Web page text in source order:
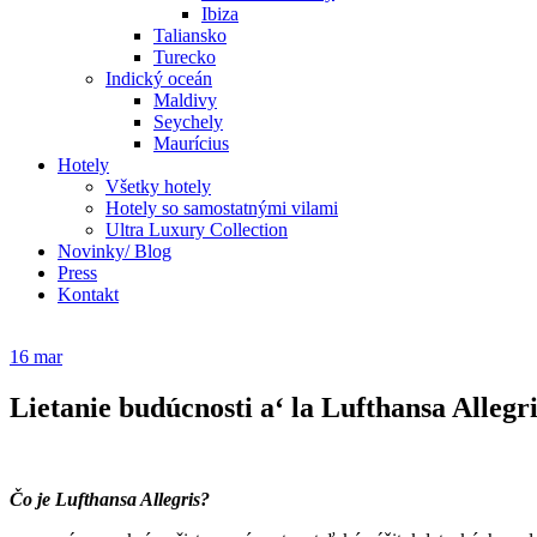
Ibiza
Taliansko
Turecko
Indický oceán
Maldivy
Seychely
Maurícius
Hotely
Všetky hotely
Hotely so samostatnými vilami
Ultra Luxury Collection
Novinky/ Blog
Press
Kontakt
16 mar
Lietanie budúcnosti a‘ la Lufthansa
Čo je Lufthansa Allegris?